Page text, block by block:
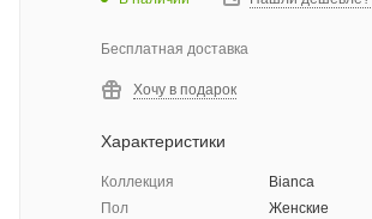
Бесплатная доставка
Хочу в подарок
Характеристики
Коллекция
Bianca
Пол
Женские